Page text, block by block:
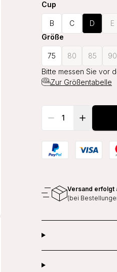
Cup
B C D
E
Größe
75 80 85 90
Bitte messen Sie vor
Zur Größentabelle
Versand erfolgt
(bei